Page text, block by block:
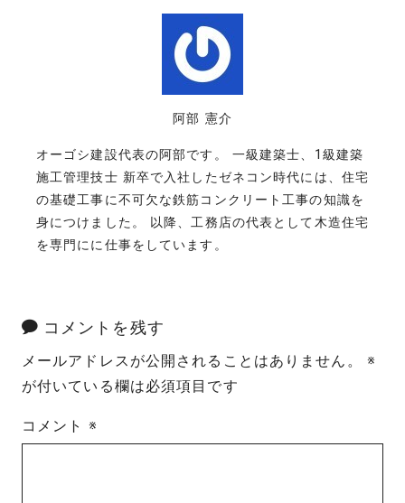
阿部 憲介
オーゴシ建設代表の阿部です。 一級建築士、1級建築
施工管理技士 新卒で入社したゼネコン時代には、住宅
の基礎工事に不可欠な鉄筋コンクリート工事の知識を
身につけました。 以降、工務店の代表として木造住宅
を専門にに仕事をしています。
コメントを残す
メールアドレスが公開されることはありません。
※
が付いている欄は必須項目です
コメント ※